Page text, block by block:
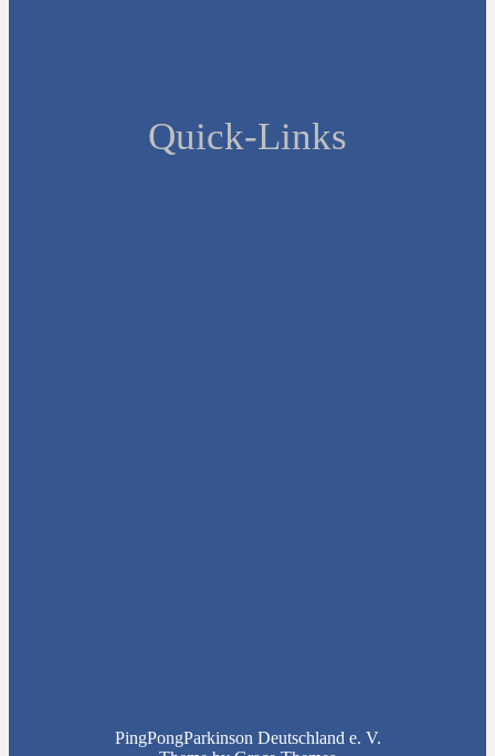
Quick-Links
PingPongParkinson Deutschland e. V.